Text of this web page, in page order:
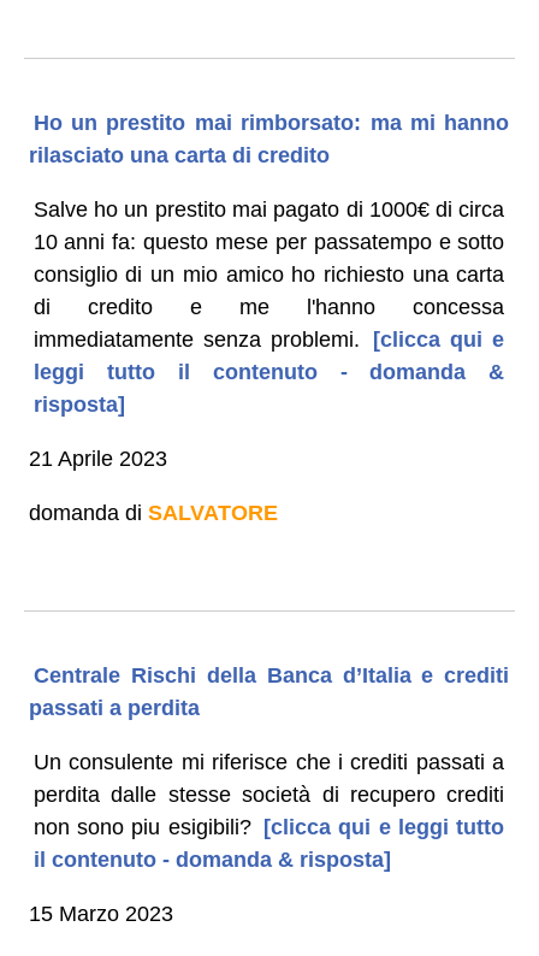
Ho un prestito mai rimborsato: ma mi hanno
rilasciato una carta di credito
Salve ho un prestito mai pagato di 1000€ di circa
10 anni fa: questo mese per passatempo e sotto
consiglio di un mio amico ho richiesto una carta
di credito e me l'hanno concessa
immediatamente senza problemi.
[clicca qui e
leggi tutto il contenuto - domanda &
risposta]
21 Aprile 2023
domanda di SALVATORE
Centrale Rischi della Banca d’Italia e crediti
passati a perdita
Un consulente mi riferisce che i crediti passati a
perdita dalle stesse società di recupero crediti
non sono piu esigibili? [clicca qui e leggi tutto
il contenuto - domanda & risposta]
15 Marzo 2023